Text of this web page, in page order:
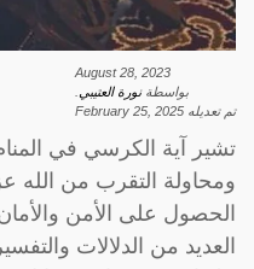
August 28, 2023
بواسطةنورة العتيبي
تم تعديله February 25, 2025
تشير آية الكرسي في
ومحاولة التقرب من الله
الحصول على الأمن
العديد من الدلالات